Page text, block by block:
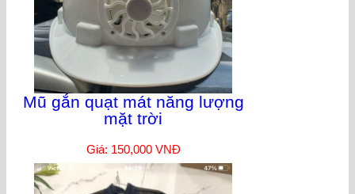
Mũ gắn quạt mát năng lượng
mặt trời
Giá: 150,000 VNĐ